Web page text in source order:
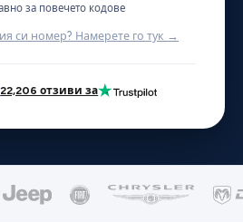
за повечето кодове
си номер? Намерете го тук →
22,206 отзиви за